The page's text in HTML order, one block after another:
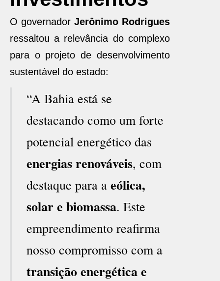
O governador Jerônimo Rodrigues
ressaltou a relevância do complexo
para o projeto de desenvolvimento
sustentável do estado:
“A Bahia está se
destacando como um forte
potencial energético das
energias renováveis, com
destaque para a eólica,
solar e biomassa. Este
empreendimento reafirma
nosso compromisso com a
transição energética e